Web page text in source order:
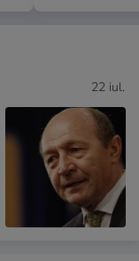
22 iul.